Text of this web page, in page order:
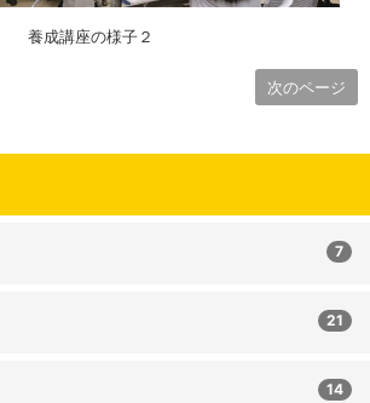
養成講座の様子２
次のページ
7
21
14